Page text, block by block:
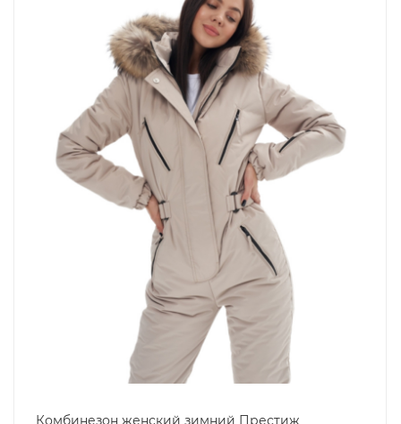
Комбинезон женский зимний Престиж